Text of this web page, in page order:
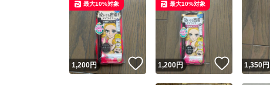
1,200円 いいね！
最大10%対象
1,200円 いいね！
最大10%対象
1,350円